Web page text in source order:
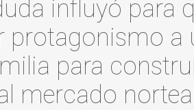
influyó para
protagonismo
para
mercado